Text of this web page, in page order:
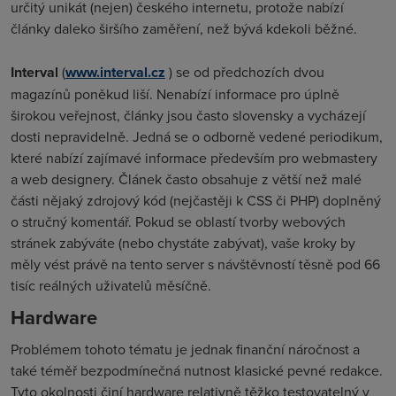
určitý unikát (nejen) českého internetu, protože nabízí
články daleko širšího zaměření, než bývá kdekoli běžné.
Interval (www.interval.cz ) se od předchozích dvou
magazínů poněkud liší. Nenabízí informace pro úplně
širokou veřejnost, články jsou často slovensky a vycházejí
dosti nepravidelně. Jedná se o odborně vedené periodikum,
které nabízí zajímavé informace především pro webmastery
a web designery. Článek často obsahuje z větší než malé
části nějaký zdrojový kód (nejčastěji k CSS či PHP) doplněný
o stručný komentář. Pokud se oblastí tvorby webových
stránek zabýváte (nebo chystáte zabývat), vaše kroky by
měly vést právě na tento server s návštěvností těsně pod 66
tisíc reálných uživatelů měsíčně.
Hardware
Problémem tohoto tématu je jednak finanční náročnost a
také téměř bezpodmínečná nutnost klasické pevné redakce.
Tyto okolnosti činí hardware relativně těžko testovatelný v